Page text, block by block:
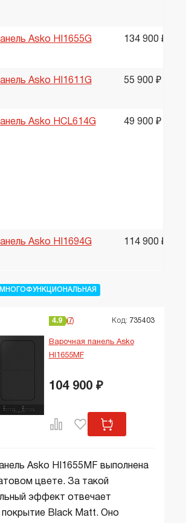
Asko HI1655G 134 900 ₽
Asko HI1611G 55 900 ₽
Asko HCL614G 49 900 ₽
Asko HI1694G 114 900 ₽
МНОГОФУНКЦИОНАЛЬНАЯ
Код: 735403
4.9 7
Варочная панель Asko
HI1655MF
Asko HI1655MF выполнена
цвете. За такой
эффект отвечает
покрытие Black Matt. Оно
104 900 ₽